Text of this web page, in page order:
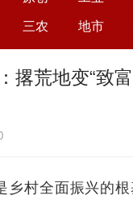
三农 地市
撂荒地变“致
乡村全面振兴的